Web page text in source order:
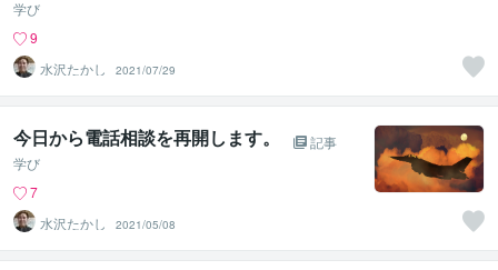
学び
9
水沢たかし
2021/07/29
今日から電話相談を再開します。
記事
学び
7
水沢たかし
2021/05/08